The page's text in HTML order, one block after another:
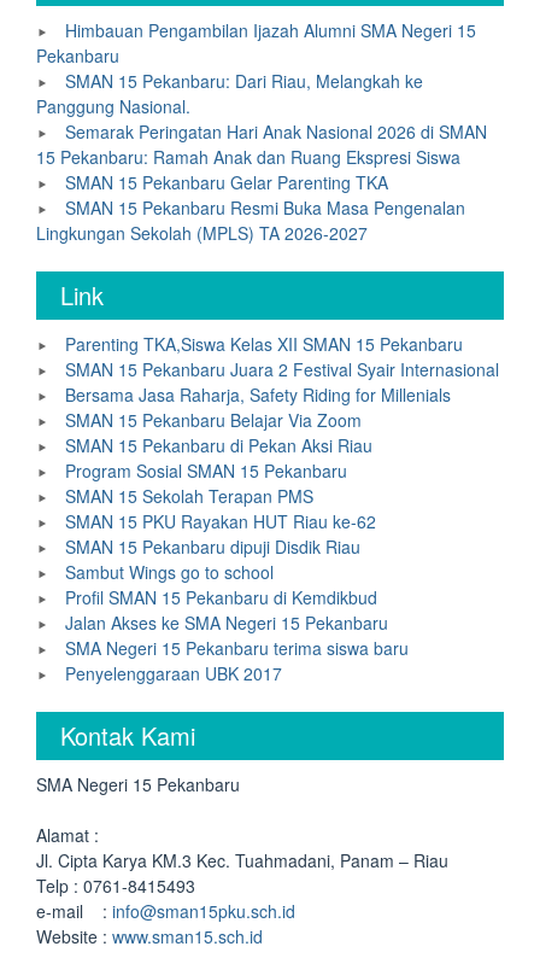
Himbauan Pengambilan Ijazah Alumni SMA Negeri 15
Pekanbaru
SMAN 15 Pekanbaru: Dari Riau, Melangkah ke
Panggung Nasional.
Semarak Peringatan Hari Anak Nasional 2026 di SMAN
15 Pekanbaru: Ramah Anak dan Ruang Ekspresi Siswa
SMAN 15 Pekanbaru Gelar Parenting TKA
SMAN 15 Pekanbaru Resmi Buka Masa Pengenalan
Lingkungan Sekolah (MPLS) TA 2026-2027
Link
Parenting TKA,Siswa Kelas XII SMAN 15 Pekanbaru
SMAN 15 Pekanbaru Juara 2 Festival Syair Internasional
Bersama Jasa Raharja, Safety Riding for Millenials
SMAN 15 Pekanbaru Belajar Via Zoom
SMAN 15 Pekanbaru di Pekan Aksi Riau
Program Sosial SMAN 15 Pekanbaru
SMAN 15 Sekolah Terapan PMS
SMAN 15 PKU Rayakan HUT Riau ke-62
SMAN 15 Pekanbaru dipuji Disdik Riau
Sambut Wings go to school
Profil SMAN 15 Pekanbaru di Kemdikbud
Jalan Akses ke SMA Negeri 15 Pekanbaru
SMA Negeri 15 Pekanbaru terima siswa baru
Penyelenggaraan UBK 2017
Kontak Kami
SMA Negeri 15 Pekanbaru
Alamat :
Jl. Cipta Karya KM.3 Kec. Tuahmadani, Panam – Riau
Telp : 0761-8415493
e-mail : info@sman15pku.sch.id
Website : www.sman15.sch.id